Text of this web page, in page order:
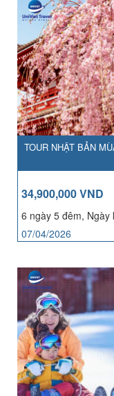
TOUR NHẬT BẢN
34,900,000 VND
6 ngày 5 đêm, Ngày
07/04/2026